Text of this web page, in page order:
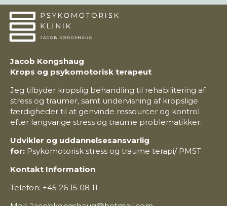
Jacob Kongshaug
Krops og psykomotorisk terapeut
Jeg tilbyder kropslig behandling til rehabilitering af
stress og traumer, samt undervisning af kropslige
færdigheder til at genvinde ressourcer og kontrol
efter langvarige stress og traume problematikker.
Udvikler og uddannelsesansvarlig
for: Psykomotorisk stress og traume terapi/ PMST
Kontakt Information
Telefon: +45 26 15 08 11